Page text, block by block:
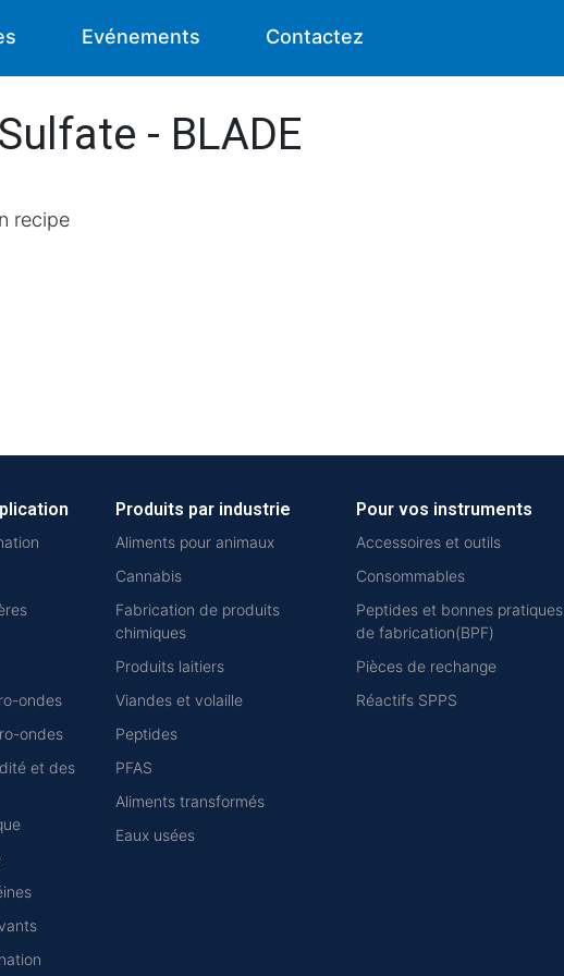
Evénements Contactez
- BLADE
recipe
ondes
ondes
et des
Produits par industrie
Aliments pour animaux
Cannabis
Fabrication de produits
chimiques
Produits laitiers
Viandes et volaille
Peptides
PFAS
Aliments transformés
Eaux usées
Pour vos instruments
Accessoires et outils
Consommables
Peptides et bonnes pratiques
de fabrication(BPF)
Pièces de rechange
Réactifs SPPS